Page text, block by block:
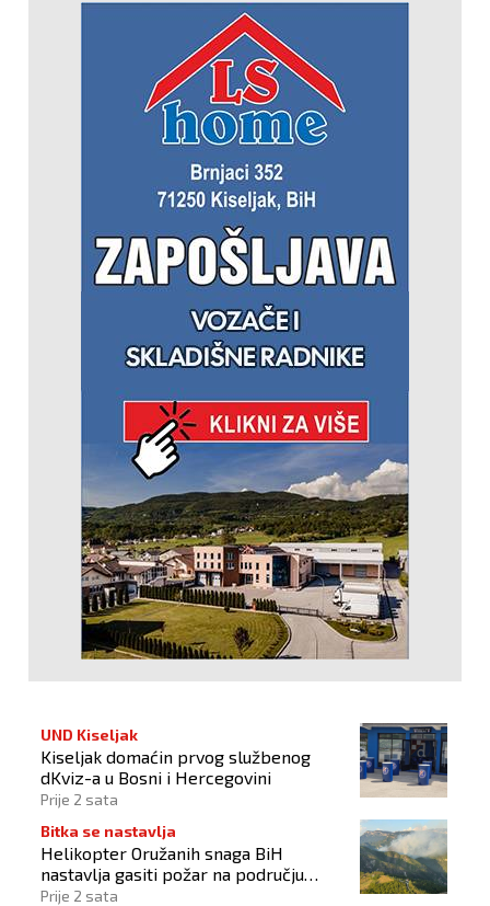
UND Kiseljak
Kiseljak domaćin prvog službenog
dKviz-a u Bosni i Hercegovini
Prije 2 sata
Bitka se nastavlja
Helikopter Oružanih snaga BiH
nastavlja gasiti požar na području
Konjica
Prije 2 sata